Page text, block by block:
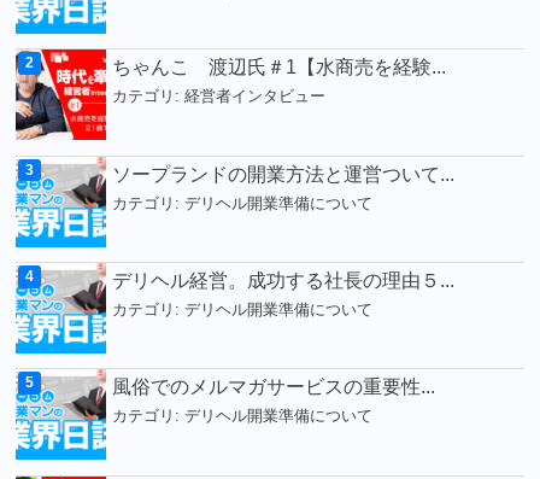
ちゃんこ 渡辺氏＃1【水商売を経験...
カテゴリ:経営者インタビュー
ソープランドの開業方法と運営ついて...
カテゴリ:デリヘル開業準備について
デリヘル経営。成功する社長の理由５...
カテゴリ:デリヘル開業準備について
風俗でのメルマガサービスの重要性...
カテゴリ:デリヘル開業準備について